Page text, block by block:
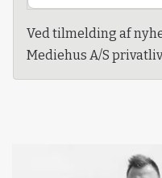
Ved tilmelding af
Mediehus A/S